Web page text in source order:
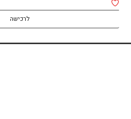
לרכישה